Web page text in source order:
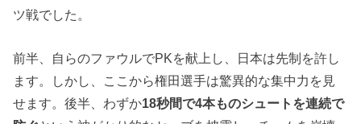
ツ戦でした。
前半、自らのファウルでPKを献上し、日本は先制を許し
ます。しかし、ここから権田選手は驚異的な集中力を見
せます。後半、わずか18秒間で4本ものシュートを連続で